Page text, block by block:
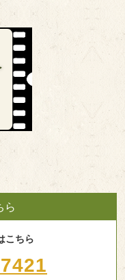
ら
こちら